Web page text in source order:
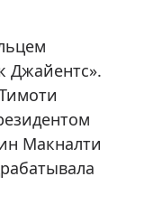
Джайентс».
Макналти